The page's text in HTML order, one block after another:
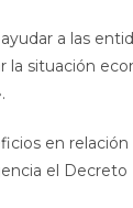
a las
la situación
en
el Decreto